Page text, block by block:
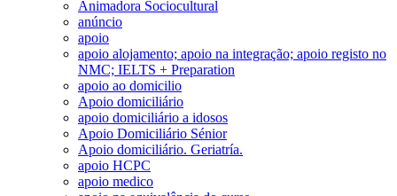
Animadora Sociocultural
anúncio
apoio
apoio alojamento; apoio na integração; apoio registo no
NMC; IELTS + Preparation
apoio ao domicilio
Apoio domiciliário
apoio domiciliário a idosos
Apoio Domiciliário Sénior
Apoio domiciliário. Geriatría.
apoio HCPC
apoio medico